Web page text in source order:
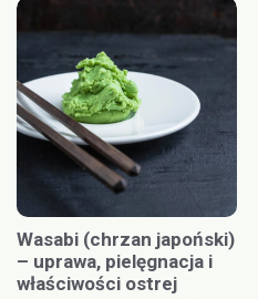
Wasabi (chrzan japoński)
– uprawa, pielęgnacja i
właściwości ostrej